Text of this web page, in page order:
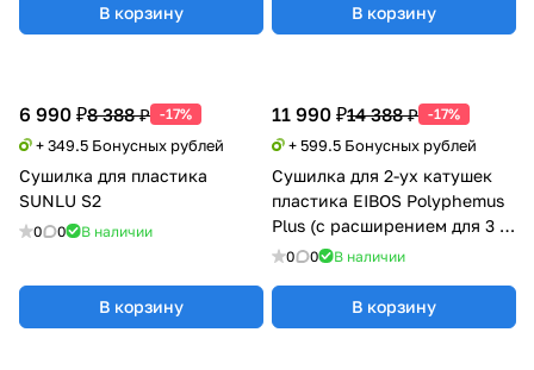
В корзину В корзину
6 990 ₽8 388 ₽ -17%
+ 349.5 Бонусных рублей
Сушилка для пластика
SUNLU S2
0 0 В наличии
В корзину
11 990 ₽14 388 ₽ -17%
+ 599.5 Бонусных рублей
Сушилка для 2-ух катушек
пластика EIBOS Polyphemus
Plus (с расширением для 3 кг
катушки)
0 0 В наличии
В корзину